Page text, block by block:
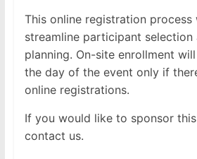
This online registration process
streamline participant selection
planning. On-site enrollment
the day of the event only if
online registrations.
If you would like to sponsor
contact us.